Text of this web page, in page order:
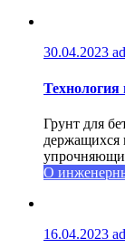
30.04.2023
Технология
Грунт для
держащихся
О
16.04.2023